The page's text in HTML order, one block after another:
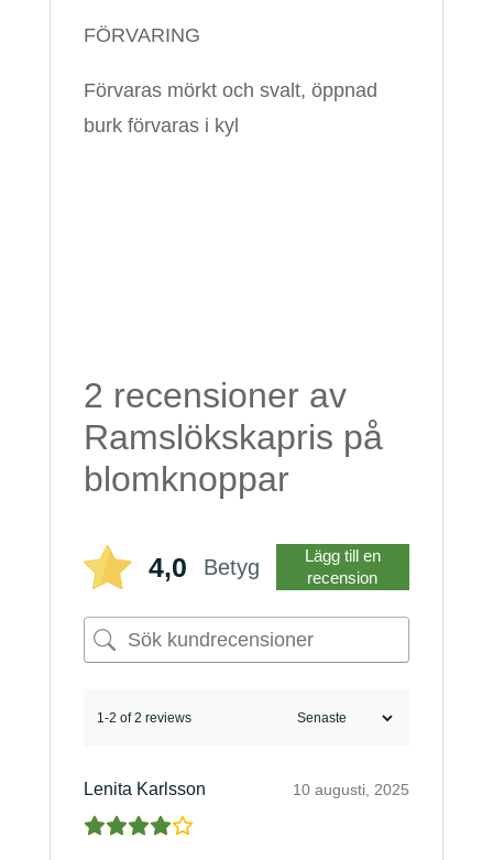
FÖRVARING
Förvaras mörkt och svalt, öppnad
burk förvaras i kyl
2 recensioner av
Ramslökskapris på
blomknoppar
4,0 Betyg
Lägg till en
recension
1-2 of 2 reviews
Lenita Karlsson 10 augusti, 2025